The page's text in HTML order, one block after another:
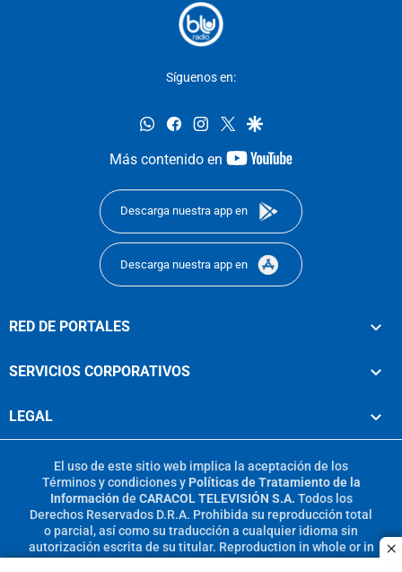
Síguenos en:
whatsappfacebookinstagram
twittergoogle
Más contenido en
youtube-
Descarga nuestra app en
Descarga nuestra app en
RED DE PORTALES
SERVICIOS CORPORATIVOS
LEGAL
El uso de este sitio web implica la aceptación de los
Términos y condicionesy Políticas de Tratamiento de la
Información de CARACOL TELEVISIÓN S.A. Todos los
Derechos Reservados D.R.A. Prohibida su reproducción total
o parcial, así como su traducción a cualquier idioma sin
autorización escrita de su titular. Reproduction in whole or in